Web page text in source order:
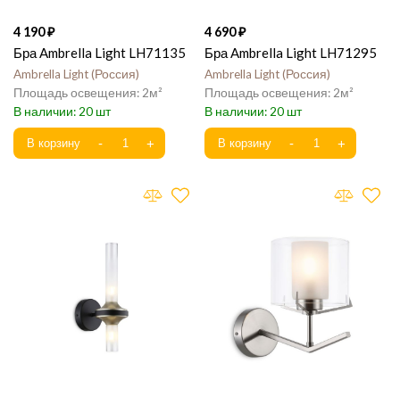
4 190
Бра Ambrella Light LH71135
Ambrella Light Россия
2
20
4 690
Бра Ambrella Light LH71295
Ambrella Light Россия
2
20